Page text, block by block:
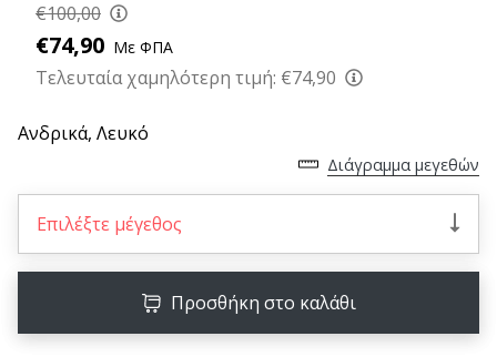
τις
τεχνικές
αναβαθμίσεις
μάθε
αν
25. 11. 2024
•
6 λεπτά ανάγνωσης
€100,00
€74,90 Με ΦΠΑ
Τελευταία χαμηλότερη τιμή: €74,90
Ανδρικά, Λευκό
Διάγραμμα μεγεθών
Επιλέξτε μέγεθος
Προσθήκη στο καλάθι